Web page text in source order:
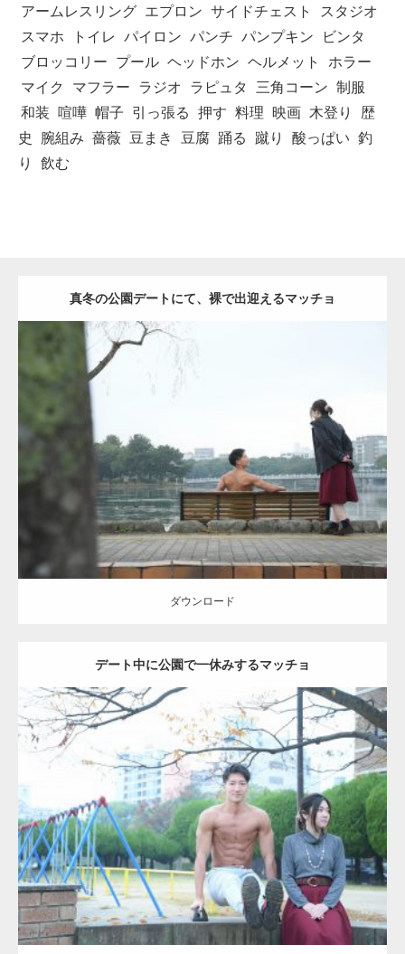
アームレスリング エプロン サイドチェスト
スタジオ
スマホ
トイレ パイロン パンチ パンプキン
ビンタ
ブロッコリー
プール ヘッドホン ヘルメット
ホラー
マイク
マフラー ラジオ ラピュタ 三角コーン 制服
和装
喧嘩 帽子 引っ張る 押す 料理 映画 木登り
歴
史
腕組み 薔薇 豆まき 豆腐 踊る 蹴り 酸っぱい 釣
り
飲む
真冬の公園デートにて、裸で出迎えるマッチョ
公園のマッチョ AKIHITO(細マッチョ) 背中
ダウンロード
ダウンロード
デート中に公園で一休みするマッチョ
Update:2021.07.6
Category:公園のマッチョ その他 AKIHITO(細マッチョ) 腹筋
ダウンロード